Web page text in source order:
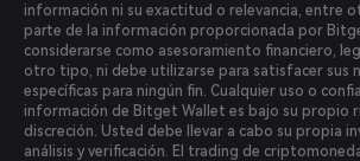
información ni su exactitud o relevancia, entre
parte de la información proporcionada por
considerarse como asesoramiento financiero,
otro tipo, ni debe utilizarse para satisfacer sus
específicas para ningún fin. Cualquier uso o
información de Bitget Wallet es bajo su propio
discreción. Usted debe llevar a cabo su propia
análisis y verificación. El trading de